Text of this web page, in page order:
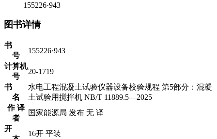
155226·943
图书详情
书
号
155226·943
计算机
号
20-1719
书
名
水电工程混凝土试验仪器设备校验规程 第5部分：混凝
土试验用搅拌机 NB/T 11889.5—2025
作 译
者
国家能源局 发布 无 译
开
16开 平装